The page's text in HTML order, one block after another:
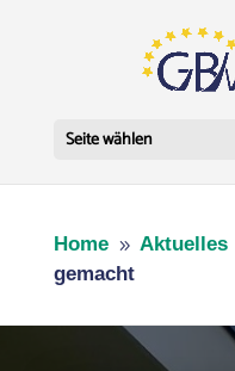
Seite wählen
Home 9 Aktuelles
gemacht